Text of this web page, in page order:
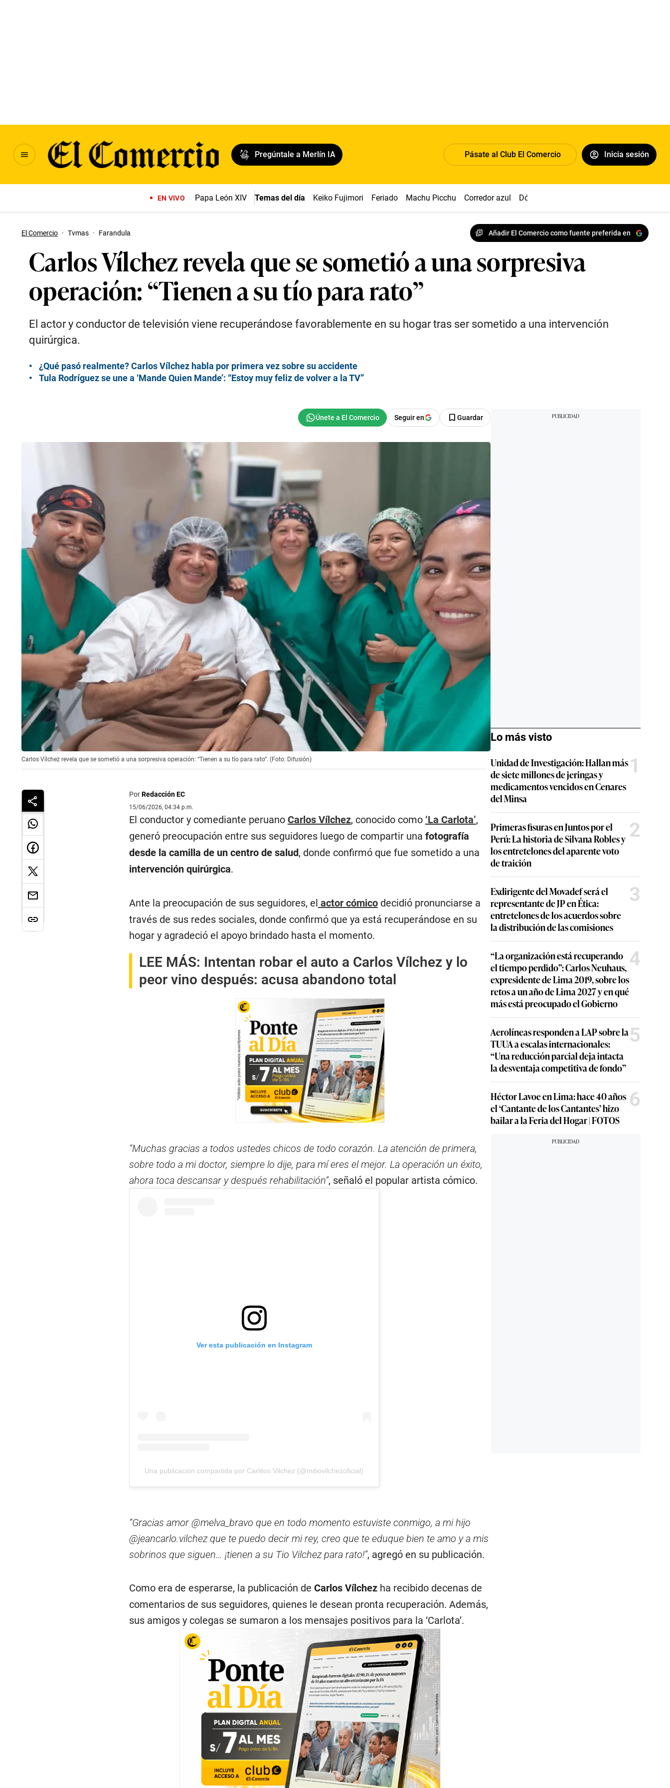
Pregúntale a Merlín IA Pásate al Club El Comercio Inicia sesión
EN VIVO Papa León XIV Temas del día Keiko Fujimori Feriado Machu Picchu Corredor azul Dólar
El Comercio · Tvmas · Farandula Añadir El Comercio como fuente preferida en
Carlos Vílchez revela que se sometió a una sorpresiva
operación: “Tienen a su tío para rato”
El actor y conductor de televisión viene recuperándose favorablemente en su hogar tras ser sometido a una intervención
quirúrgica.
¿Qué pasó realmente? Carlos Vílchez habla por primera vez sobre su accidente
Tula Rodríguez se une a ‘Mande Quien Mande’: “Estoy muy feliz de volver a la TV”
Seguir en Guardar
Carlos Vílchez revela que se sometió a una sorpresiva operación: “Tienen a su tío para rato”. (Foto: Difusión)
PorRedacción EC
15/06/2026, 04:34 p.m.
El conductor y comediante peruano Carlos Vílchez, conocido como ‘La Carlota’,
generó preocupación entre sus seguidores luego de compartir una fotografía
desde la camilla de un centro de salud, donde confirmó que fue sometido a una
intervención quirúrgica.
Ante la preocupación de sus seguidores, el actor cómicodecidió pronunciarse a
través de sus redes sociales, donde confirmó que ya está recuperándose en su
hogar y agradeció el apoyo brindado hasta el momento.
LEE MÁS: Intentan robar el auto a Carlos Vílchez y lo
peor vino después: acusa abandono total
“Muchas gracias a todos ustedes chicos de todo corazón. La atención de primera,
sobre todo a mi doctor, siempre lo dije, para mí eres el mejor. La operación un éxito,
ahora toca descansar y después rehabilitación”, señaló el popular artista cómico.
Ver esta publicación en Instagram
Una publicación compartida por Carlitos Vilchez (@mitiovilchezoficial)
“Gracias amor @melva_bravo que en todo momento estuviste conmigo, a mi hijo
@jeancarlo.vilchez que te puedo decir mi rey, creo que te eduque bien te amo y a mis
sobrinos que siguen… ¡tienen a su Tio Vilchez para rato!”, agregó en su publicación.
Como era de esperarse, la publicación de Carlos Vílchezha recibido decenas de
comentarios de sus seguidores, quienes le desean pronta recuperación. Además,
sus amigos y colegas se sumaron a los mensajes positivos para la ‘Carlota’.
Lo más visto
Unidad de Investigación: Hallan más
de siete millones de jeringas y
medicamentos vencidos en Cenares
del Minsa
1
Primeras fisuras en Juntos por el
Perú: La historia de Silvana Robles y
los entretelones del aparente voto
de traición
2
Exdirigente del Movadef será el
representante de JP en Ética:
entretelones de los acuerdos sobre
la distribución de las comisiones
3
“La organización está recuperando
el tiempo perdido”: Carlos Neuhaus,
expresidente de Lima 2019, sobre los
retos a un año de Lima 2027 y en qué
más está preocupado el Gobierno
4
Aerolíneas responden a LAP sobre la
TUUA a escalas internacionales:
“Una reducción parcial deja intacta
la desventaja competitiva de fondo”
5
Héctor Lavoe en Lima: hace 40 años
el ‘Cantante de los Cantantes’ hizo
bailar a la Feria del Hogar | FOTOS
6